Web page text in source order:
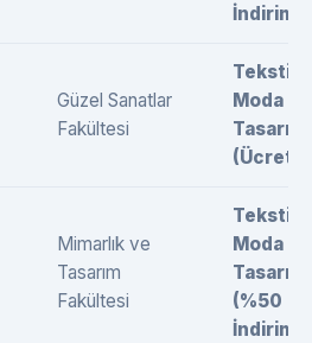
İndirimli)
Güzel Sanatlar
Fakültesi
Tekstil
Moda
Tasarımı
(Ücretli)
Mimarlık ve
Tasarım
Fakültesi
Tekstil
Moda
Tasarımı
(%50
İndirimli)